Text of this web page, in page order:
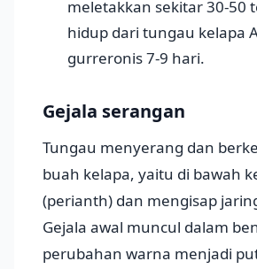
meletakkan sekitar 30-50
hidup dari tungau kelapa
gurreronis 7-9 hari.
Gejala serangan
Tungau menyerang dan
buah kelapa, yaitu di bawah
(perianth) dan mengisap
Gejala awal muncul dalam
perubahan warna menjadi